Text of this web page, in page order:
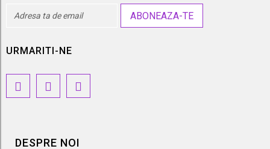
ABONEAZA-TE
URMARITI-NE
DESPRE NOI